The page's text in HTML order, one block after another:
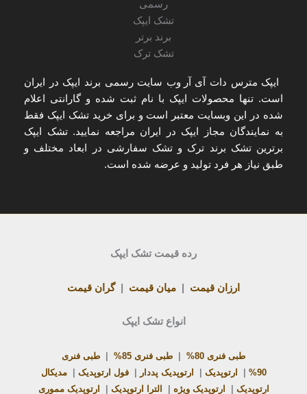
ایپک مترس دات آی آر وب سایت رسمی برند ایپک در ایران
است. تنها محصولات ایپک با نام ثبت شده و گارانتی اعلام
شده در این وبسایت معتبر است و برایخرید تشک ایپک فقط
به نمایندگان مجاز ایپک در ایران مراجعه نمایید. تشک ایپک
برترین تشک برند ترک و تشک سفارشی در ابعاد مختلف و
طبق نیاز هر فرد تولید و عرضه شده است.
رده قیمت تشک ایپک
ارزان قیمت میان قیمت |گران قیمت
انواع تشک ایپک
طبی فنری 80% طبی فنری 85%
طبی فنری
90%
ارتوپدیک ارتوپدیک پددار |فول ارتوپدیک |مدیکال
ارتوپدیک
ارتوپدیک ویژه الترا ارتوپدیک ارتوپدیک مموری